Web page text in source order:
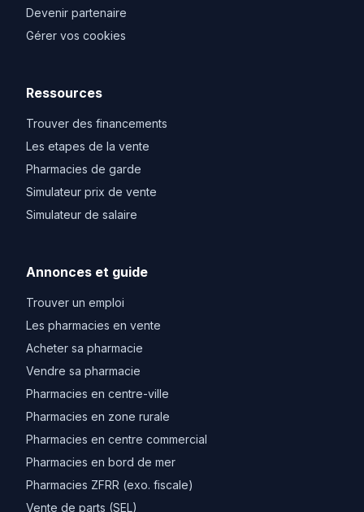
Devenir partenaire
Gérer vos cookies
Ressources
Trouver des financements
Les etapes de la vente
Pharmacies de garde
Simulateur prix de vente
Simulateur de salaire
Annonces et guide
Trouver un emploi
Les pharmacies en vente
Acheter sa pharmacie
Vendre sa pharmacie
Pharmacies en centre-ville
Pharmacies en zone rurale
Pharmacies en centre commercial
Pharmacies en bord de mer
Pharmacies ZFRR (exo. fiscale)
Vente de parts (SEL)